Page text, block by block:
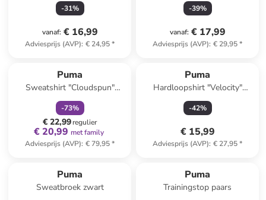
-31%
vanaf: € 16,99
Adviesprijs (AVP): € 24,95*
-39%
vanaf: € 17,99
Adviesprijs (AVP): € 29,95*
Puma
Sweatshirt "Cloudspun"
donkerblauw
-73%
€ 22,99regulier
€ 20,99 met family
Adviesprijs (AVP): € 79,95*
Puma
Hardloopshirt "Velocity"
blauw
-42%
€ 15,99
Adviesprijs (AVP): € 27,95*
Puma
Sweatbroek zwart
Puma
Trainingstop paars